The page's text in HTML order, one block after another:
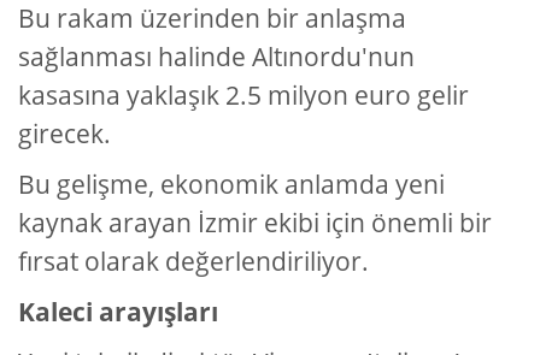
Bu rakam üzerinden bir anlaşma
sağlanması halinde Altınordu'nun
kasasına yaklaşık 2.5 milyon euro gelir
girecek.
Bu gelişme, ekonomik anlamda yeni
kaynak arayan İzmir ekibi için önemli bir
fırsat olarak değerlendiriliyor.
Kaleci arayışları